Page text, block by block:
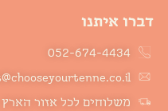
דברו איתנו
052-674-4434
משלוחים לכל אזור הארץ